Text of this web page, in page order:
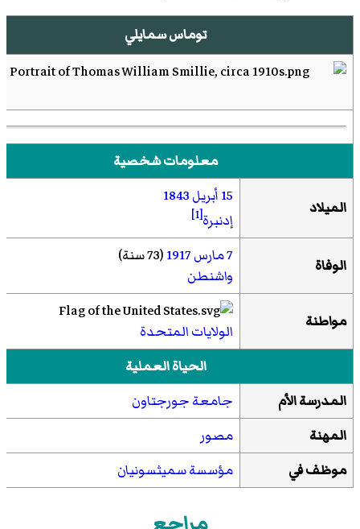
توماس سمايلي
معلومات شخصية
الميلاد
15 أبريل
1843
إدنبرة[1]
الوفاة 7 مارس 1917(73 سنة)
واشنطن
مواطنة
الولايات المتحدة
الحياة العملية
المدرسة الأم
جامعة جورجتاون
المهنة
مصور
موظف في
مؤسسة سميثسونيان